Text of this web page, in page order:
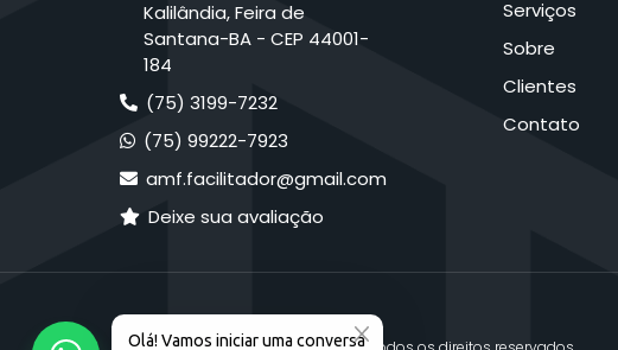
Kalilândia, Feira de
Santana-BA - CEP 44001-
184
(75) 3199-7232
(75) 99222-7923
amf.facilitador@gmail.com
Deixe sua avaliação
Serviços
Sobre
Clientes
Contato